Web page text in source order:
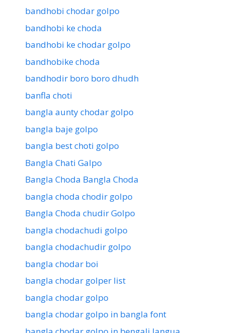
bandhobi chodar golpo
bandhobi ke choda
bandhobi ke chodar golpo
bandhobike choda
bandhodir boro boro dhudh
banfla choti
bangla aunty chodar golpo
bangla baje golpo
bangla best choti golpo
Bangla Chati Galpo
Bangla Choda Bangla Choda
bangla choda chodir golpo
Bangla Choda chudir Golpo
bangla chodachudi golpo
bangla chodachudir golpo
bangla chodar boi
bangla chodar golper list
bangla chodar golpo
bangla chodar golpo in bangla font